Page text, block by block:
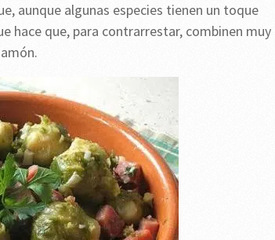
aunque algunas especies tienen un toque
hace que, para contrarrestar, combinen muy